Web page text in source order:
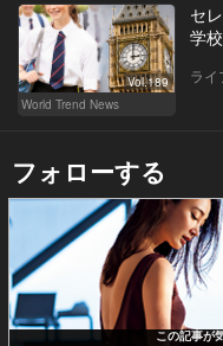
Vol.189
World Trend News
セ
学
ライ
フォローする
この記事が